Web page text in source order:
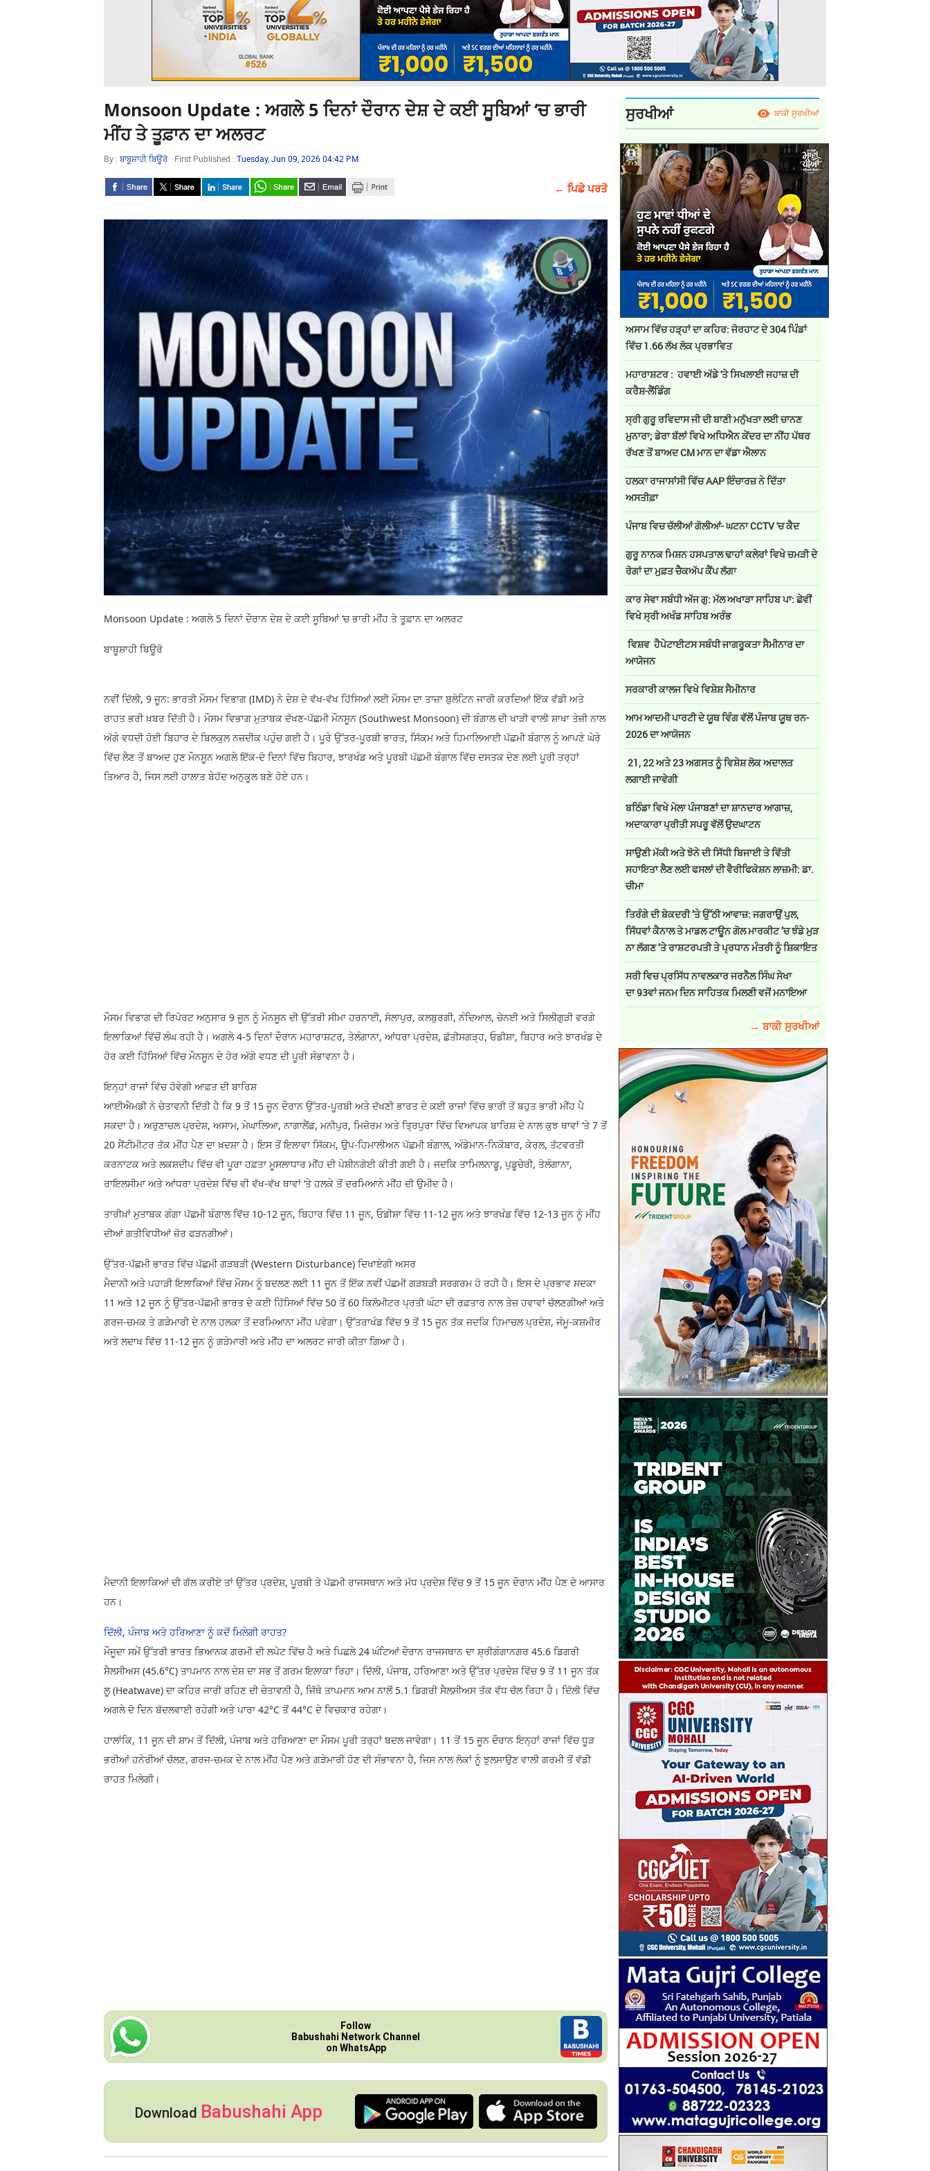
Monsoon Update : ਅਗਲੇ 5 ਦਿਨਾਂ ਦੌਰਾਨ ਦੇਸ਼ ਦੇ ਕਈ ਸੂਬਿਆਂ ‘ਚ ਭਾਰੀ
ਮੀਂਹ ਤੇ ਤੂਫ਼ਾਨ ਦਾ ਅਲਰਟ
By : ਬਾਬੂਸ਼ਾਹੀ ਬਿਊਰੋ First Published : Tuesday, Jun 09, 2026 04:42 PM
← ਪਿਛੇ ਪਰਤੋ
Monsoon Update : ਅਗਲੇ 5 ਦਿਨਾਂ ਦੌਰਾਨ ਦੇਸ਼ ਦੇ ਕਈ ਸੂਬਿਆਂ ‘ਚ ਭਾਰੀ ਮੀਂਹ ਤੇ ਤੂਫ਼ਾਨ ਦਾ ਅਲਰਟ
ਬਾਬੂਸ਼ਾਹੀ ਬਿਊਰੋ
ਨਵੀਂ ਦਿੱਲੀ, 9 ਜੂਨ: ਭਾਰਤੀ ਮੌਸਮ ਵਿਭਾਗ (IMD) ਨੇ ਦੇਸ਼ ਦੇ ਵੱਖ-ਵੱਖ ਹਿੱਸਿਆਂ ਲਈ ਮੌਸਮ ਦਾ ਤਾਜ਼ਾ ਬੁਲੇਟਿਨ ਜਾਰੀ ਕਰਦਿਆਂ ਇੱਕ ਵੱਡੀ ਅਤੇ
ਰਾਹਤ ਭਰੀ ਖ਼ਬਰ ਦਿੱਤੀ ਹੈ। ਮੌਸਮ ਵਿਭਾਗ ਮੁਤਾਬਕ ਦੱਖਣ-ਪੱਛਮੀ ਮੌਨਸੂਨ (Southwest Monsoon) ਦੀ ਬੰਗਾਲ ਦੀ ਖਾੜੀ ਵਾਲੀ ਸ਼ਾਖਾ ਤੇਜ਼ੀ ਨਾਲ
ਅੱਗੇ ਵਧਦੀ ਹੋਈ ਬਿਹਾਰ ਦੇ ਬਿਲਕੁਲ ਨਜ਼ਦੀਕ ਪਹੁੰਚ ਗਈ ਹੈ। ਪੂਰੇ ਉੱਤਰ-ਪੂਰਬੀ ਭਾਰਤ, ਸਿੱਕਮ ਅਤੇ ਹਿਮਾਲਿਆਈ ਪੱਛਮੀ ਬੰਗਾਲ ਨੂੰ ਆਪਣੇ ਘੇਰੇ
ਵਿੱਚ ਲੈਣ ਤੋਂ ਬਾਅਦ ਹੁਣ ਮੌਨਸੂਨ ਅਗਲੇ ਇੱਕ-ਦੋ ਦਿਨਾਂ ਵਿੱਚ ਬਿਹਾਰ, ਝਾਰਖੰਡ ਅਤੇ ਪੂਰਬੀ ਪੱਛਮੀ ਬੰਗਾਲ ਵਿੱਚ ਦਸਤਕ ਦੇਣ ਲਈ ਪੂਰੀ ਤਰ੍ਹਾਂ
ਤਿਆਰ ਹੈ, ਜਿਸ ਲਈ ਹਾਲਾਤ ਬੇਹੱਦ ਅਨੁਕੂਲ ਬਣੇ ਹੋਏ ਹਨ।
ਮੌਸਮ ਵਿਭਾਗ ਦੀ ਰਿਪੋਰਟ ਅਨੁਸਾਰ 9 ਜੂਨ ਨੂੰ ਮੌਨਸੂਨ ਦੀ ਉੱਤਰੀ ਸੀਮਾ ਹਰਨਾਈ, ਸੋਲਾਪੁਰ, ਕਲਬੁਰਗੀ, ਨੰਦਿਆਲ, ਚੇਨਈ ਅਤੇ ਸਿਲੀਗੁੜੀ ਵਰਗੇ
ਇਲਾਕਿਆਂ ਵਿੱਚੋਂ ਲੰਘ ਰਹੀ ਹੈ। ਅਗਲੇ 4-5 ਦਿਨਾਂ ਦੌਰਾਨ ਮਹਾਰਾਸ਼ਟਰ, ਤੇਲੰਗਾਨਾ, ਆਂਧਰਾ ਪ੍ਰਦੇਸ਼, ਛੱਤੀਸਗੜ੍ਹ, ਓਡੀਸ਼ਾ, ਬਿਹਾਰ ਅਤੇ ਝਾਰਖੰਡ ਦੇ
ਹੋਰ ਕਈ ਹਿੱਸਿਆਂ ਵਿੱਚ ਮੌਨਸੂਨ ਦੇ ਹੋਰ ਅੱਗੇ ਵਧਣ ਦੀ ਪੂਰੀ ਸੰਭਾਵਨਾ ਹੈ।
ਇਨ੍ਹਾਂ ਰਾਜਾਂ ਵਿੱਚ ਹੋਵੇਗੀ ਆਫ਼ਤ ਦੀ ਬਾਰਿਸ਼
ਆਈਐਮਡੀ ਨੇ ਚੇਤਾਵਨੀ ਦਿੱਤੀ ਹੈ ਕਿ 9 ਤੋਂ 15 ਜੂਨ ਦੌਰਾਨ ਉੱਤਰ-ਪੂਰਬੀ ਅਤੇ ਦੱਖਣੀ ਭਾਰਤ ਦੇ ਕਈ ਰਾਜਾਂ ਵਿੱਚ ਭਾਰੀ ਤੋਂ ਬਹੁਤ ਭਾਰੀ ਮੀਂਹ ਪੈ
ਸਕਦਾ ਹੈ। ਅਰੁਣਾਚਲ ਪ੍ਰਦੇਸ਼, ਅਸਾਮ, ਮੇਘਾਲਿਆ, ਨਾਗਾਲੈਂਡ, ਮਨੀਪੁਰ, ਮਿਜ਼ੋਰਮ ਅਤੇ ਤ੍ਰਿਪੁਰਾ ਵਿੱਚ ਵਿਆਪਕ ਬਾਰਿਸ਼ ਦੇ ਨਾਲ ਕੁਝ ਥਾਵਾਂ ‘ਤੇ 7 ਤੋਂ
20 ਸੈਂਟੀਮੀਟਰ ਤੱਕ ਮੀਂਹ ਪੈਣ ਦਾ ਖ਼ਦਸ਼ਾ ਹੈ। ਇਸ ਤੋਂ ਇਲਾਵਾ ਸਿੱਕਮ, ਉਪ-ਹਿਮਾਲੀਅਨ ਪੱਛਮੀ ਬੰਗਾਲ, ਅੰਡੇਮਾਨ-ਨਿਕੋਬਾਰ, ਕੇਰਲ, ਤੱਟਵਰਤੀ
ਕਰਨਾਟਕ ਅਤੇ ਲਕਸ਼ਦੀਪ ਵਿੱਚ ਵੀ ਪੂਰਾ ਹਫ਼ਤਾ ਮੂਸਲਾਧਾਰ ਮੀਂਹ ਦੀ ਪੇਸ਼ੀਨਗੋਈ ਕੀਤੀ ਗਈ ਹੈ। ਜਦਕਿ ਤਾਮਿਲਨਾਡੂ, ਪੁਡੂਚੇਰੀ, ਤੇਲੰਗਾਨਾ,
ਰਾਇਲਸੀਮਾ ਅਤੇ ਆਂਧਰਾ ਪ੍ਰਦੇਸ਼ ਵਿੱਚ ਵੀ ਵੱਖ-ਵੱਖ ਥਾਵਾਂ ‘ਤੇ ਹਲਕੇ ਤੋਂ ਦਰਮਿਆਨੇ ਮੀਂਹ ਦੀ ਉਮੀਦ ਹੈ।
ਤਾਰੀਖ਼ਾਂ ਮੁਤਾਬਕ ਗੰਗਾ ਪੱਛਮੀ ਬੰਗਾਲ ਵਿੱਚ 10-12 ਜੂਨ, ਬਿਹਾਰ ਵਿੱਚ 11 ਜੂਨ, ਓਡੀਸ਼ਾ ਵਿੱਚ 11-12 ਜੂਨ ਅਤੇ ਝਾਰਖੰਡ ਵਿੱਚ 12-13 ਜੂਨ ਨੂੰ ਮੀਂਹ
ਦੀਆਂ ਗਤੀਵਿਧੀਆਂ ਜ਼ੋਰ ਫੜਨਗੀਆਂ।
ਉੱਤਰ-ਪੱਛਮੀ ਭਾਰਤ ਵਿੱਚ ਪੱਛਮੀ ਗੜਬੜੀ (Western Disturbance) ਦਿਖਾਏਗੀ ਅਸਰ
ਮੈਦਾਨੀ ਅਤੇ ਪਹਾੜੀ ਇਲਾਕਿਆਂ ਵਿੱਚ ਮੌਸਮ ਨੂੰ ਬਦਲਣ ਲਈ 11 ਜੂਨ ਤੋਂ ਇੱਕ ਨਵੀਂ ਪੱਛਮੀ ਗੜਬੜੀ ਸਰਗਰਮ ਹੋ ਰਹੀ ਹੈ। ਇਸ ਦੇ ਪ੍ਰਭਾਵ ਸਦਕਾ
11 ਅਤੇ 12 ਜੂਨ ਨੂੰ ਉੱਤਰ-ਪੱਛਮੀ ਭਾਰਤ ਦੇ ਕਈ ਹਿੱਸਿਆਂ ਵਿੱਚ 50 ਤੋਂ 60 ਕਿਲੋਮੀਟਰ ਪ੍ਰਤੀ ਘੰਟਾ ਦੀ ਰਫ਼ਤਾਰ ਨਾਲ ਤੇਜ਼ ਹਵਾਵਾਂ ਚੱਲਣਗੀਆਂ ਅਤੇ
ਗਰਜ-ਚਮਕ ਤੇ ਗੜੇਮਾਰੀ ਦੇ ਨਾਲ ਹਲਕਾ ਤੋਂ ਦਰਮਿਆਨਾ ਮੀਂਹ ਪਵੇਗਾ। ਉੱਤਰਾਖੰਡ ਵਿੱਚ 9 ਤੋਂ 15 ਜੂਨ ਤੱਕ ਜਦਕਿ ਹਿਮਾਚਲ ਪ੍ਰਦੇਸ਼, ਜੰਮੂ-ਕਸ਼ਮੀਰ
ਅਤੇ ਲਦਾਖ ਵਿੱਚ 11-12 ਜੂਨ ਨੂੰ ਗੜੇਮਾਰੀ ਅਤੇ ਮੀਂਹ ਦਾ ਅਲਰਟ ਜਾਰੀ ਕੀਤਾ ਗਿਆ ਹੈ।
ਮੈਦਾਨੀ ਇਲਾਕਿਆਂ ਦੀ ਗੱਲ ਕਰੀਏ ਤਾਂ ਉੱਤਰ ਪ੍ਰਦੇਸ਼, ਪੂਰਬੀ ਤੇ ਪੱਛਮੀ ਰਾਜਸਥਾਨ ਅਤੇ ਮੱਧ ਪ੍ਰਦੇਸ਼ ਵਿੱਚ 9 ਤੋਂ 15 ਜੂਨ ਦੌਰਾਨ ਮੀਂਹ ਪੈਣ ਦੇ ਆਸਾਰ
ਹਨ।
ਦਿੱਲੀ, ਪੰਜਾਬ ਅਤੇ ਹਰਿਆਣਾ ਨੂੰ ਕਦੋਂ ਮਿਲੇਗੀ ਰਾਹਤ?
ਮੌਜੂਦਾ ਸਮੇਂ ਉੱਤਰੀ ਭਾਰਤ ਭਿਆਨਕ ਗਰਮੀ ਦੀ ਲਪੇਟ ਵਿੱਚ ਹੈ ਅਤੇ ਪਿਛਲੇ 24 ਘੰਟਿਆਂ ਦੌਰਾਨ ਰਾਜਸਥਾਨ ਦਾ ਸ਼੍ਰੀਗੰਗਾਨਗਰ 45.6 ਡਿਗਰੀ
ਸੈਲਸੀਅਸ (45.6°C) ਤਾਪਮਾਨ ਨਾਲ ਦੇਸ਼ ਦਾ ਸਭ ਤੋਂ ਗਰਮ ਇਲਾਕਾ ਰਿਹਾ। ਦਿੱਲੀ, ਪੰਜਾਬ, ਹਰਿਆਣਾ ਅਤੇ ਉੱਤਰ ਪ੍ਰਦੇਸ਼ ਵਿੱਚ 9 ਤੋਂ 11 ਜੂਨ ਤੱਕ
ਲੂ (Heatwave) ਦਾ ਕਹਿਰ ਜਾਰੀ ਰਹਿਣ ਦੀ ਚੇਤਾਵਨੀ ਹੈ, ਜਿੱਥੇ ਤਾਪਮਾਨ ਆਮ ਨਾਲੋਂ 5.1 ਡਿਗਰੀ ਸੈਲਸੀਅਸ ਤੱਕ ਵੱਧ ਚੱਲ ਰਿਹਾ ਹੈ। ਦਿੱਲੀ ਵਿੱਚ
ਅਗਲੇ ਦੋ ਦਿਨ ਬੱਦਲਵਾਈ ਰਹੇਗੀ ਅਤੇ ਪਾਰਾ 42°C ਤੋਂ 44°C ਦੇ ਵਿਚਕਾਰ ਰਹੇਗਾ।
ਹਾਲਾਂਕਿ, 11 ਜੂਨ ਦੀ ਸ਼ਾਮ ਤੋਂ ਦਿੱਲੀ, ਪੰਜਾਬ ਅਤੇ ਹਰਿਆਣਾ ਦਾ ਮੌਸਮ ਪੂਰੀ ਤਰ੍ਹਾਂ ਬਦਲ ਜਾਵੇਗਾ। 11 ਤੋਂ 15 ਜੂਨ ਦੌਰਾਨ ਇਨ੍ਹਾਂ ਰਾਜਾਂ ਵਿੱਚ ਧੂੜ
ਭਰੀਆਂ ਹਨੇਰੀਆਂ ਚੱਲਣ, ਗਰਜ-ਚਮਕ ਦੇ ਨਾਲ ਮੀਂਹ ਪੈਣ ਅਤੇ ਗੜੇਮਾਰੀ ਹੋਣ ਦੀ ਸੰਭਾਵਨਾ ਹੈ, ਜਿਸ ਨਾਲ ਲੋਕਾਂ ਨੂੰ ਝੁਲਸਾਉਣ ਵਾਲੀ ਗਰਮੀ ਤੋਂ ਵੱਡੀ
ਰਾਹਤ ਮਿਲੇਗੀ।
Follow
Babushahi Network Channel
on WhatsApp
Download Babushahi App
ਸੁਰਖੀਆਂ ਬਾਕੀ ਸੁਰਖੀਆਂ
ਅਸਾਮ ਵਿੱਚ ਹੜ੍ਹਾਂ ਦਾ ਕਹਿਰ: ਜੋਰਹਾਟ ਦੇ 304 ਪਿੰਡਾਂ
ਵਿੱਚ 1.66 ਲੱਖ ਲੋਕ ਪ੍ਰਭਾਵਿਤ
ਮਹਾਰਾਸ਼ਟਰ : ਹਵਾਈ ਅੱਡੇ 'ਤੇ ਸਿਖਲਾਈ ਜਹਾਜ਼ ਦੀ
ਕਰੈਸ਼-ਲੈਂਡਿੰਗ
ਸ੍ਰੀ ਗੁਰੂ ਰਵਿਦਾਸ ਜੀ ਦੀ ਬਾਣੀ ਮਨੁੱਖਤਾ ਲਈ ਚਾਨਣ
ਮੁਨਾਰਾ; ਡੇਰਾ ਬੱਲਾਂ ਵਿਖੇ ਅਧਿਐਨ ਕੇਂਦਰ ਦਾ ਨੀਂਹ ਪੱਥਰ
ਰੱਖਣ ਤੋਂ ਬਾਅਦ CM ਮਾਨ ਦਾ ਵੱਡਾ ਐਲਾਨ
ਹਲਕਾ ਰਾਜਾਸਾਂਸੀ ਵਿੱਚ AAP ਇੰਚਾਰਜ਼ ਨੇ ਦਿੱਤਾ
ਅਸਤੀਫ਼ਾ
ਪੰਜਾਬ ਵਿਚ ਚੱਲੀਆਂ ਗੋਲੀਆਂ- ਘਟਨਾ CCTV 'ਚ ਕੈਦ
ਗੁਰੂ ਨਾਨਕ ਮਿਸ਼ਨ ਹਸਪਤਾਲ ਢਾਹਾਂ ਕਲੇਰਾਂ ਵਿਖੇ ਚਮੜੀ ਦੇ
ਰੋਗਾਂ ਦਾ ਮੁਫ਼ਤ ਚੈਕਅੱਪ ਕੈਂਪ ਲੱਗਾ
ਕਾਰ ਸੇਵਾ ਸਬੰਧੀ ਅੱਜ ਗੁ: ਮੱਲ ਅਖਾੜਾ ਸਾਹਿਬ ਪਾ: ਛੇਵੀਂ
ਵਿਖੇ ਸ੍ਰੀ ਅਖੰਡ ਸਾਹਿਬ ਅਰੰਭ
ਵਿਸ਼ਵ ਹੈਪੇਟਾਈਟਸ ਸਬੰਧੀ ਜਾਗਰੂਕਤਾ ਸੈਮੀਨਾਰ ਦਾ
ਆਯੋਜਨ
ਸਰਕਾਰੀ ਕਾਲਜ ਵਿਖੇ ਵਿਸ਼ੇਸ਼ ਸੈਮੀਨਾਰ
ਆਮ ਆਦਮੀ ਪਾਰਟੀ ਦੇ ਯੂਥ ਵਿੰਗ ਵੱਲੋਂ ਪੰਜਾਬ ਯੂਥ ਰਨ-
2026 ਦਾ ਆਯੋਜਨ
21, 22 ਅਤੇ 23 ਅਗਸਤ ਨੂੰ ਵਿਸ਼ੇਸ਼ ਲੋਕ ਅਦਾਲਤ
ਲਗਾਈ ਜਾਵੇਗੀ
ਬਠਿੰਡਾ ਵਿਖੇ ਮੇਲਾ ਪੰਜਾਬਣਾਂ ਦਾ ਸ਼ਾਨਦਾਰ ਆਗਾਜ਼,
ਅਦਾਕਾਰਾ ਪ੍ਰੀਤੀ ਸਪਰੂ ਵੱਲੋਂ ਉਦਘਾਟਨ
ਸਾਉਣੀ ਮੱਕੀ ਅਤੇ ਝੋਨੇ ਦੀ ਸਿੱਧੀ ਬਿਜਾਈ ਤੇ ਵਿੱਤੀ
ਸਹਾਇਤਾ ਲੈਣ ਲਈ ਫਸਲਾਂ ਦੀ ਵੈਰੀਫਿਕੇਸ਼ਨ ਲਾਜ਼ਮੀ: ਡਾ.
ਚੀਮਾ
ਤਿਰੰਗੇ ਦੀ ਬੇਕਦਰੀ ’ਤੇ ਉੱਠੀ ਆਵਾਜ਼: ਜਗਰਾਉਂ ਪੁਲ,
ਸਿੱਧਵਾਂ ਕੈਨਾਲ ਤੇ ਮਾਡਲ ਟਾਊਨ ਗੋਲ ਮਾਰਕੀਟ ’ਚ ਝੰਡੇ ਮੁੜ
ਨਾ ਲੱਗਣ ’ਤੇ ਰਾਸ਼ਟਰਪਤੀ ਤੇ ਪ੍ਰਧਾਨ ਮੰਤਰੀ ਨੂੰ ਸ਼ਿਕਾਇਤ
ਸਰੀ ਵਿਚ ਪ੍ਰਸਿੱਧ ਨਾਵਲਕਾਰ ਜਰਨੈਲ ਸਿੰਘ ਸੇਖਾ
ਦਾ 93ਵਾਂ ਜਨਮ ਦਿਨ ਸਾਹਿਤਕ ਮਿਲਣੀ ਵਜੋਂ ਮਨਾਇਆ
→ ਬਾਕੀ ਸੁਰਖੀਆਂ